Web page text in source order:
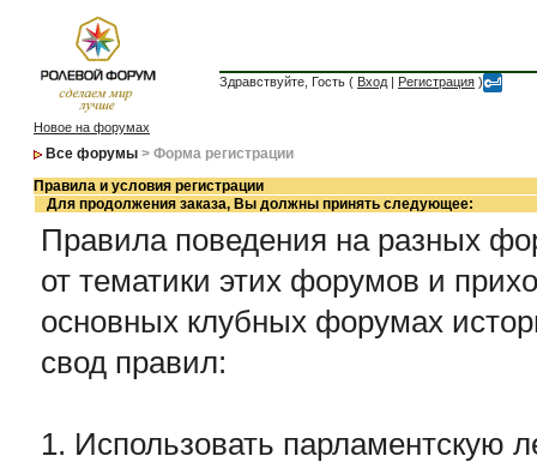
Здравствуйте, Гость ( Вход | Регистрация )
Новое на форумах
Все форумы > Форма регистрации
Правила и условия регистрации
Для продолжения заказа, Вы должны принять следующее:
Правила поведения на разных
от тематики этих форумов и
основных клубных форумах
свод правил:
1. Использовать парламентскую